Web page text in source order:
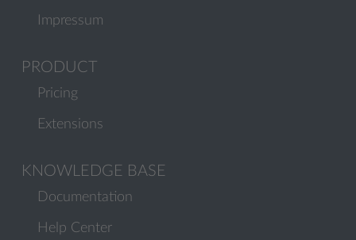
Impressum
PRODUCT
Pricing
Extensions
KNOWLEDGE BASE
Documentation
Help Center